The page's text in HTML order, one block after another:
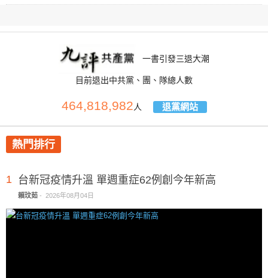
一書引發三退大潮
目前退出中共黨、團、隊總人數
464,818,982人 退黨網站
熱門排行
1 台新冠疫情升溫 單週重症62例創今年新高
賴玟茹 - 2026年08月04日